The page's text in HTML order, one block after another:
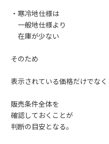
・寒冷地仕様は
一般地仕様より
在庫が少ない
そのため
表示されている価格だけでなく
販売条件全体を
確認しておくことが
判断の目安となる。